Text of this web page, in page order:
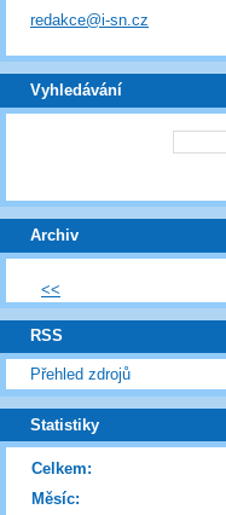
redakce@i-sn.cz
Vyhledávání
Archiv
<<
RSS
Přehled zdrojů
Statistiky
Celkem:
Měsíc: